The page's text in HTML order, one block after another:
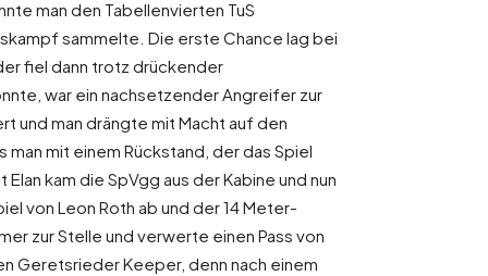
man den Tabellenvierten TuS
sammelte. Die erste Chance lag bei
fiel dann trotz drückender
war ein nachsetzender Angreifer zur
und man drängte mit Macht auf den
mit einem Rückstand, der das Spiel
kam die SpVgg aus der Kabine und nun
von Leon Roth ab und der 14 Meter-
zur Stelle und verwerte einen Pass von
Geretsrieder Keeper, denn nach einem